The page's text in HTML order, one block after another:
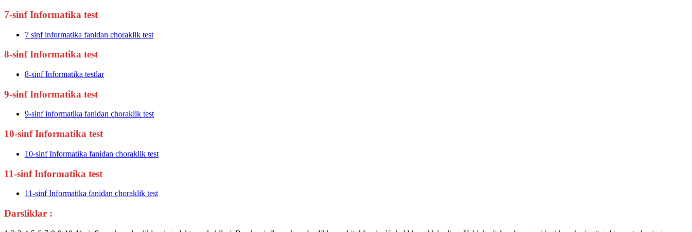
7-sinf Informatika test
7 sinf informatika fanidan choraklik test
8-sinf Informatika test
8-sinf Informatika testlar
9-sinf Informatika test
9-sinf informatika fanidan choraklik test
10-sinf Informatika test
10-sinf Informatika fanidan choraklik test
11-sinf Informatika test
11-sinf Informatika fanidan choraklik test
Darsliklar :